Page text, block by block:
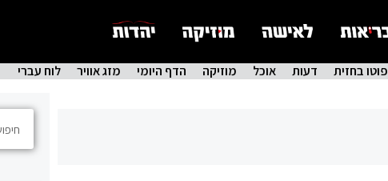
פוטו בחזית דעות אוכל מוזיקה הדף היומי מזג אוויר לוח עברי